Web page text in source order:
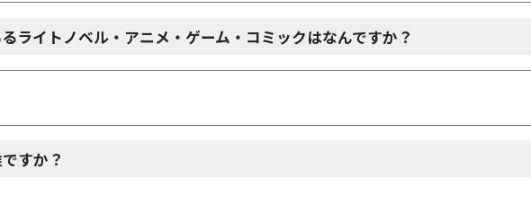
ライトノベル・アニメ・ゲーム・コミックはなんですか？
すか？